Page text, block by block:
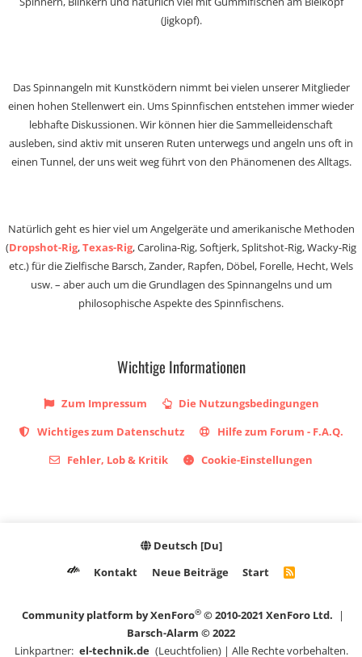
(Jigkopf).
Das Spinnangeln mit Kunstködern nimmt bei vielen unserer Mitglieder
einen hohen Stellenwert ein. Ums Spinnfischen entstehen immer wieder
lebhafte Diskussionen. Wir können hier die Sammelleidenschaft
ausleben, sind aktiv mit unseren Ruten unterwegs und angeln uns oft in
einen Tunnel, der uns weit weg führt von den Phänomenen des Alltags.
Natürlich geht es hier viel um Angelgeräte und amerikanische Methoden
(Dropshot-Rig,Texas-Rig, Carolina-Rig, Softjerk, Splitshot-Rig, Wacky-Rig
etc.) für die Zielfische Barsch, Zander, Rapfen, Döbel, Forelle, Hecht, Wels
usw. – aber auch um die Grundlagen des Spinnangelns und um
philosophische Aspekte des Spinnfischens.
Wichtige Informationen
Zum Impressum
Die Nutzungsbedingungen
Wichtiges zum Datenschutz
Hilfe zum Forum - F.A.Q.
Fehler, Lob & Kritik
Cookie-Einstellungen
Deutsch [Du]
Kontakt
Neue Beiträge Start
R
Community platform by XenForo® © 2010-2021 XenForo Ltd.
|
Barsch-Alarm © 2022
Linkpartner: el-technik.de (Leuchtfolien) | Alle Rechte vorbehalten.